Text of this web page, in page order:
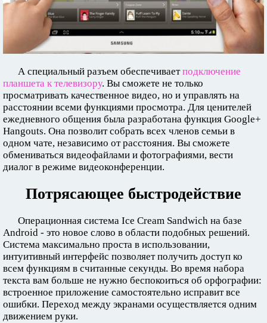
А специальный разъем обеспечиваетподключение
планшета к телевизору. Вы сможете не только
просматривать качественное видео, но и управлять на
расстоянии всеми функциями просмотра. Для ценителей
ежедневного общения была разработана функция Google+
Hangouts. Она позволит собрать всех членов семьи в
одном чате, независимо от расстояния. Вы сможете
обмениваться видеофайлами и фотографиями, вести
диалог в режиме видеоконференции.
Потрясающее быстродействие
Операционная система Ice Cream Sandwich на базе
Android - это новое слово в области подобных решений.
Система максимально проста в использовании,
интуитивный интерфейс позволяет получить доступ ко
всем функциям в считанные секунды. Во время набора
текста вам больше не нужно беспокоиться об орфографии:
встроенное приложение самостоятельно исправит все
ошибки. Переход между экранами осуществляется одним
движением руки.